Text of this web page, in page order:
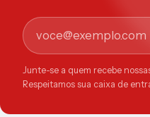
E-mail
Junte-se a quem recebe
Respeitamos sua caixa de